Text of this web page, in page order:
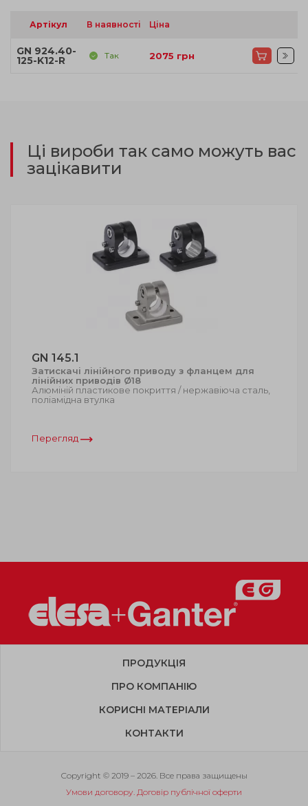
Артікул В наявності Ціна
GN 924.40-
125-K12-R Так 2075 грн
Ці вироби так само можуть вас
зацікавити
GN 145.1
Затискачі лінійного приводу з фланцем для
лінійних приводів Ø18
Алюміній пластикове покриття / нержавіюча сталь,
поліамідна втулка
Перегляд
ПРОДУКЦІЯ
ПРО КОМПАНІЮ
КОРИСНІ МАТЕРІАЛИ
КОНТАКТИ
Copyright © 2019 – 2026. Все права защищены
Умови договору. Договір публічної оферти